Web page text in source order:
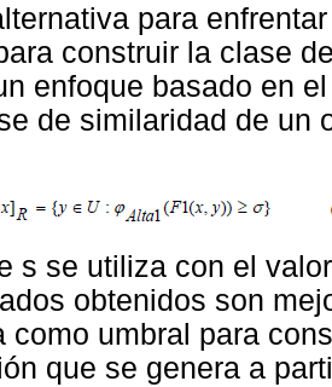
para
construir la clase
enfoque basado en
de similaridad de un
s se utiliza con el
obtenidos son
como umbral para
que se genera a